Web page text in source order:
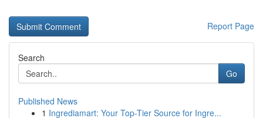
Report Page
Search
Go
Published News
1 Ingrediamart: Your Top-Tier Source for Ingre...